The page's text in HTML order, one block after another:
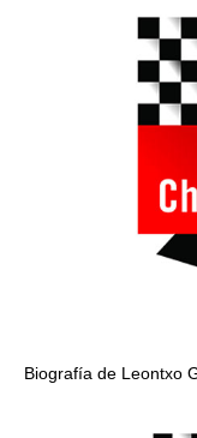
Biografía de Leontxo